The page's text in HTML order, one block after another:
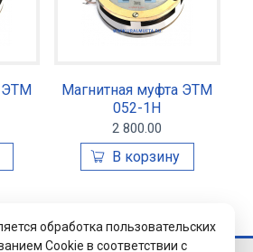
ЭТМ
Магнитная муфта ЭТМ
052-1Н
2 800.00
обработка пользовательских
Cookie в соответствии с